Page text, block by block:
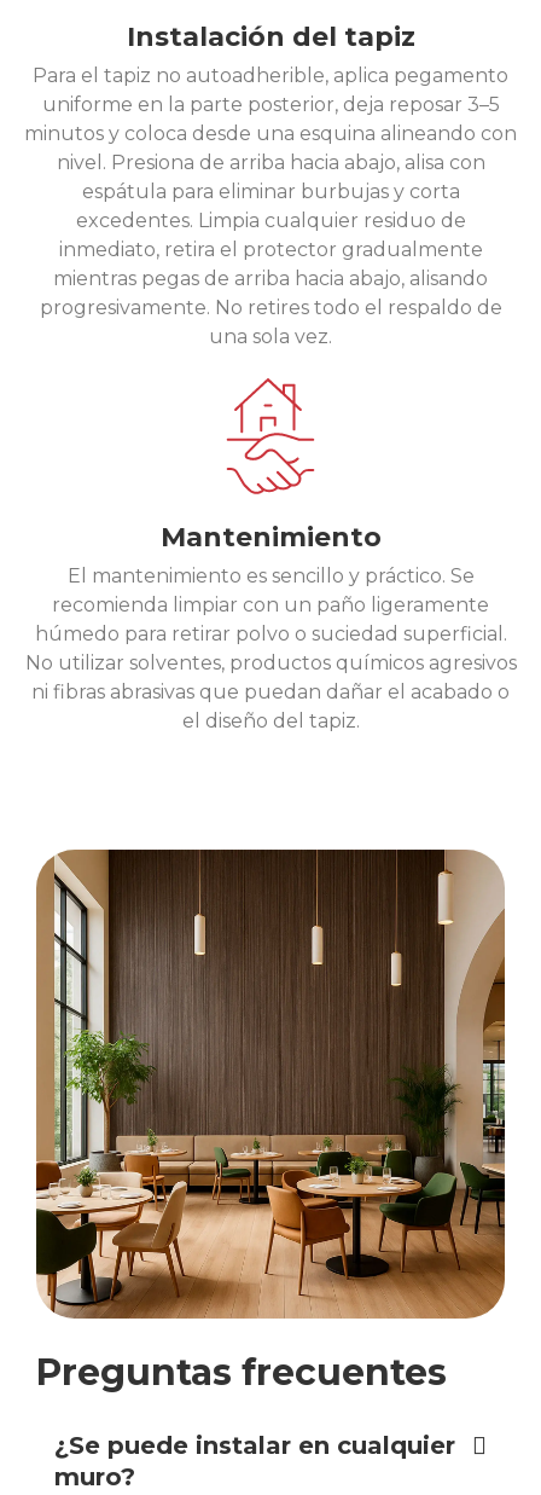
Instalación del tapiz
Para el tapiz no autoadherible, aplica pegamento
uniforme en la parte posterior, deja reposar 3–5
minutos y coloca desde una esquina alineando con
nivel. Presiona de arriba hacia abajo, alisa con
espátula para eliminar burbujas y corta
excedentes. Limpia cualquier residuo de
inmediato, retira el protector gradualmente
mientras pegas de arriba hacia abajo, alisando
progresivamente. No retires todo el respaldo de
una sola vez.
Mantenimiento
El mantenimiento es sencillo y práctico. Se
recomienda limpiar con un paño ligeramente
húmedo para retirar polvo o suciedad superficial.
No utilizar solventes, productos químicos agresivos
ni fibras abrasivas que puedan dañar el acabado o
el diseño del tapiz.
Preguntas frecuentes
¿Se puede instalar en cualquier
muro?